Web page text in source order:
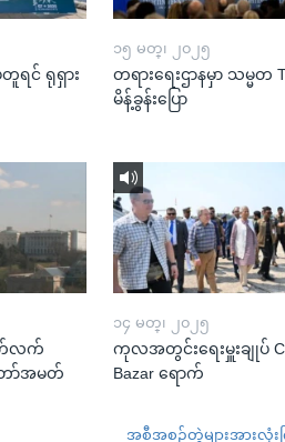
ရင် ရုရှား
၁၅ မတ္၊ ၂၀၂၅
တရားရေးဌာနမှာ သမ္မတ
မိန့်ခွန်းပြော
လက်
ာ်အမတ်
၁၄ မတ္၊ ၂၀၂၅
ကုလအတွင်းရေးမှူးချုပ်
Bazar ရောက်
အစီအစဉ်တွဲများအားလုံ